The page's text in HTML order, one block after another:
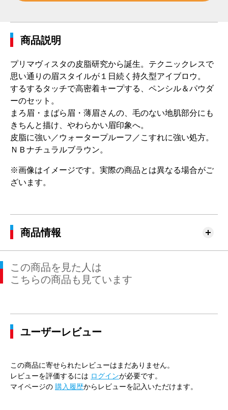
商品説明
プリマヴィスタの皮脂研究から誕生。テクニックレスで
思い通りの眉スタイルが１日続く持久型アイブロウ。
するするタッチで高密着キープする、ペンシル＆パウダ
ーのセット。
まろ眉・まばら眉・薄眉さんの、毛のない地肌部分にも
きちんと描け、やわらかい眉印象へ。
皮脂に強い／ウォータープルーフ／こすれに強い処方。
ＮＢナチュラルブラウン。
※画像はイメージです。実際の商品とは異なる場合がご
ざいます。
商品情報
この商品を見た人は
こちらの商品も見ています
ユーザーレビュー
この商品に寄せられたレビューはまだありません。
レビューを評価するには ログインが必要です。
マイページの 購入履歴からレビューを記入いただけます。